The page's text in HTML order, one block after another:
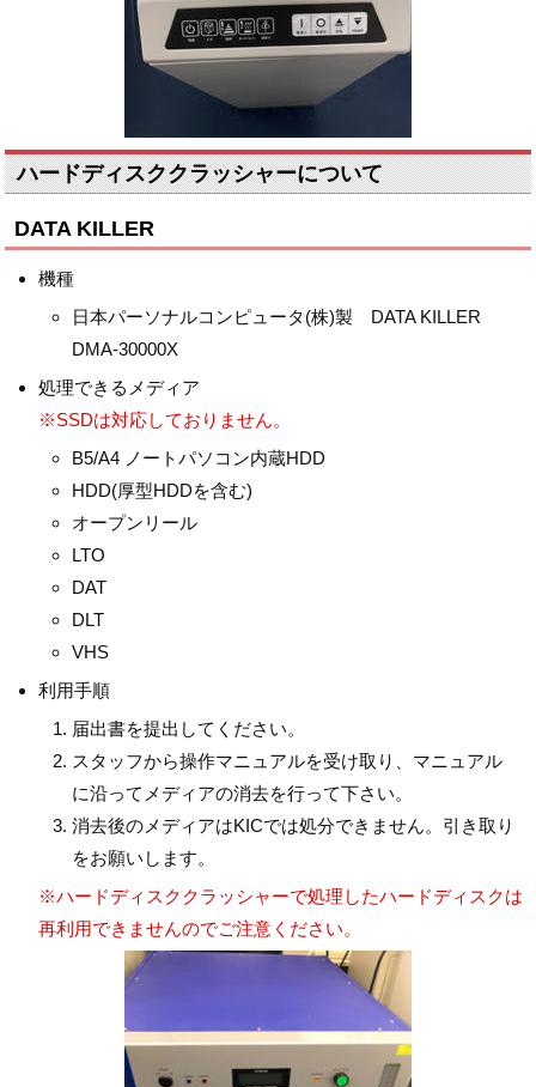
ハードディスククラッシャーについて
DATA KILLER
機種
日本パーソナルコンピュータ(株)製 DATA KILLER
DMA-30000X
処理できるメディア
※SSDは対応しておりません。
B5/A4 ノートパソコン内蔵HDD
HDD(厚型HDDを含む)
オープンリール
LTO
DAT
DLT
VHS
利用手順
届出書を提出してください。
スタッフから操作マニュアルを受け取り、マニュアル
に沿ってメディアの消去を行って下さい。
消去後のメディアはKICでは処分できません。引き取り
をお願いします。
※ハードディスククラッシャーで処理したハードディスクは
再利用できませんのでご注意ください。